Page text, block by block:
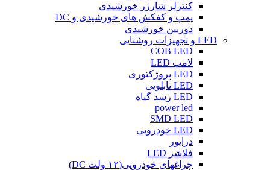
کنترلر شارژر خورشیدی
پمپ و کفکش های خورشیدی و DC
دوربین خورشیدی
LED و تجهیزات روشنایی
COB LED
لامپ LED
LED پروژکتوری
LED تابلویی
LED رشد گیاه
power led
SMD LED
LED خودرویی
درایور
فلاشر LED
چراغهای خودرویی(۱۲ ولت DC)